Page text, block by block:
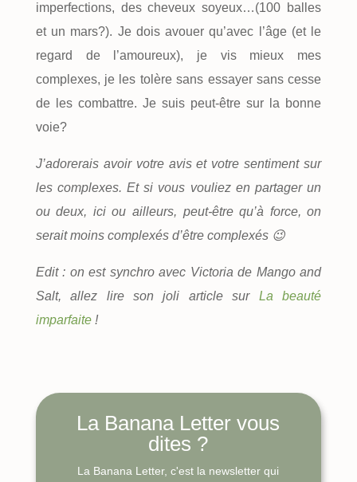
imperfections, des cheveux soyeux…(100 balles
et un mars?). Je dois avouer qu’avec l’âge (et le
regard de l’amoureux), je vis mieux mes
complexes, je les tolère sans essayer sans cesse
de les combattre. Je suis peut-être sur la bonne
voie?
J’adorerais avoir votre avis et votre sentiment sur
les complexes. Et si vous vouliez en partager un
ou deux, ici ou ailleurs, peut-être qu’à force, on
serait moins complexés d’être complexés 😉
Edit : on est synchro avec Victoria de Mango and
Salt, allez lire son joli article sur La beauté
imparfaite!
La Banana Letter vous
dites ?
La Banana Letter, c'est la newsletter qui